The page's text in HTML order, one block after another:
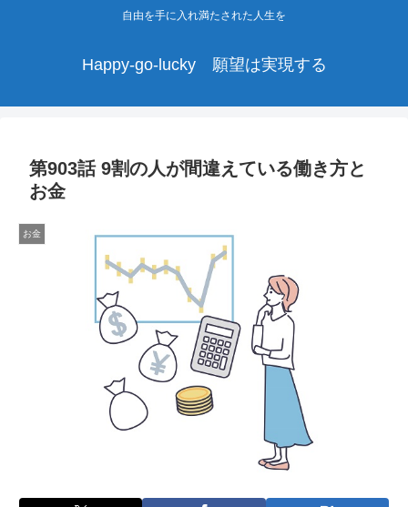
自由を手に入れ満たされた人生を
Happy-go-lucky 願望は実現する
第903話 9割の人が間違えている働き方と
お金
お金